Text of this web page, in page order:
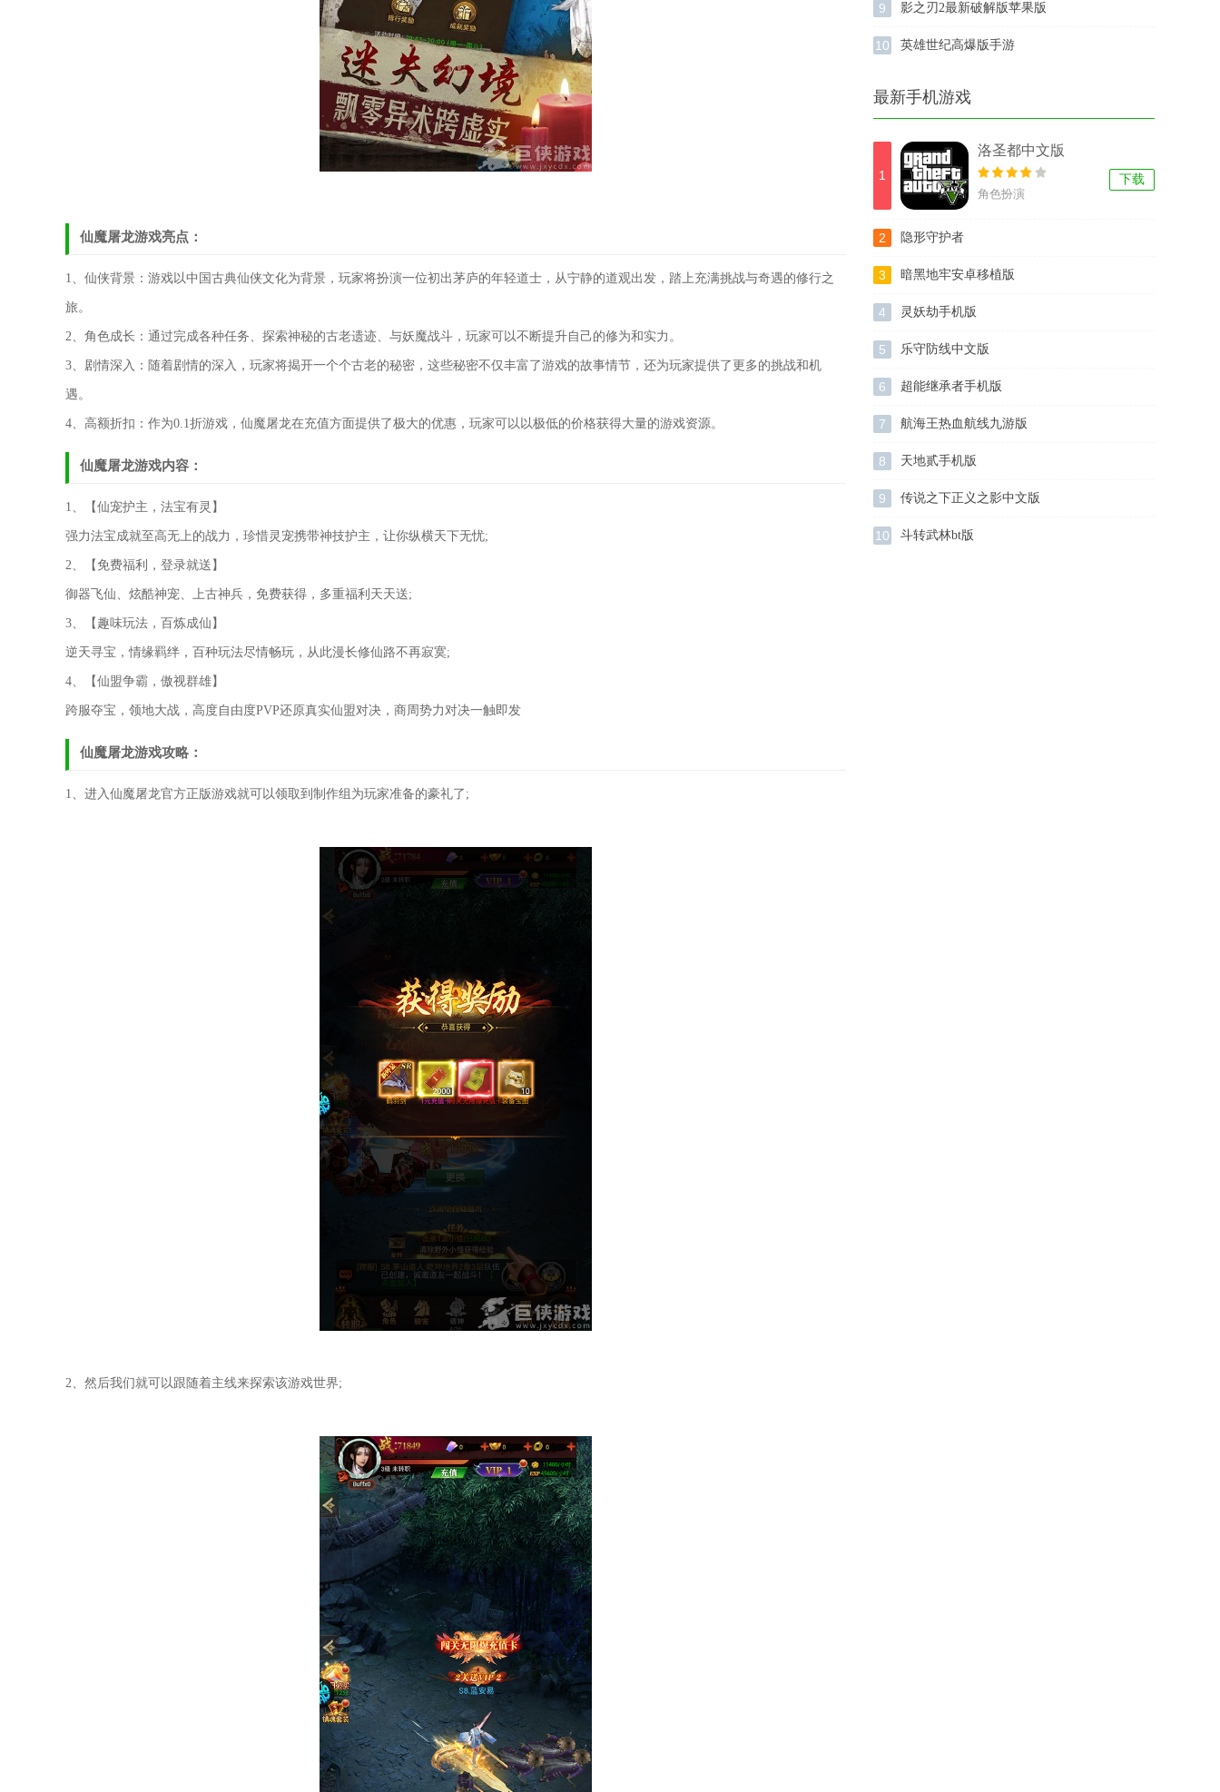
仙魔屠龙游戏亮点：
1、仙侠背景：游戏以中国古典仙侠文化为背景，玩家将扮演一位初出茅庐的年轻道士，从宁静的道观出发，踏上充满挑战与奇遇的修行之
旅。
2、角色成长：通过完成各种任务、探索神秘的古老遗迹、与妖魔战斗，玩家可以不断提升自己的修为和实力。
3、剧情深入：随着剧情的深入，玩家将揭开一个个古老的秘密，这些秘密不仅丰富了游戏的故事情节，还为玩家提供了更多的挑战和机
遇。
4、高额折扣：作为0.1折游戏，仙魔屠龙在充值方面提供了极大的优惠，玩家可以以极低的价格获得大量的游戏资源。
仙魔屠龙游戏内容：
1、【仙宠护主，法宝有灵】
强力法宝成就至高无上的战力，珍惜灵宠携带神技护主，让你纵横天下无忧;
2、【免费福利，登录就送】
御器飞仙、炫酷神宠、上古神兵，免费获得，多重福利天天送;
3、【趣味玩法，百炼成仙】
逆天寻宝，情缘羁绊，百种玩法尽情畅玩，从此漫长修仙路不再寂寞;
4、【仙盟争霸，傲视群雄】
跨服夺宝，领地大战，高度自由度PVP还原真实仙盟对决，商周势力对决一触即发
仙魔屠龙游戏攻略：
1、进入仙魔屠龙官方正版游戏就可以领取到制作组为玩家准备的豪礼了;
2、然后我们就可以跟随着主线来探索该游戏世界;
9 影之刃2最新破解版苹果版
10 英雄世纪高爆版手游
最新手机游戏
1
洛圣都中文版
角色扮演
下载
2 隐形守护者
3 暗黑地牢安卓移植版
4 灵妖劫手机版
5 乐守防线中文版
6 超能继承者手机版
7 航海王热血航线九游版
8 天地贰手机版
9 传说之下正义之影中文版
10 斗转武林bt版